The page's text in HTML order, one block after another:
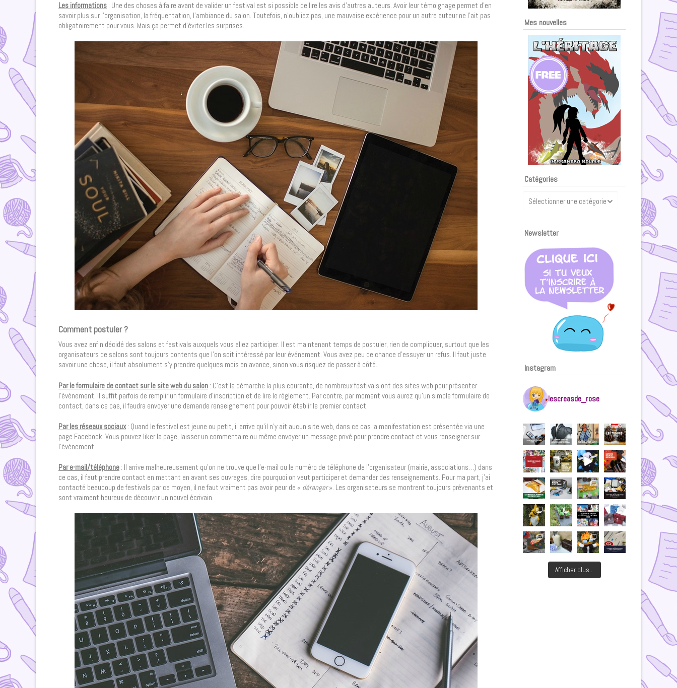
Les informations : Une des choses à faire avant de valider un festival est si possible de lire les avis d’autres auteurs. Avoir leur témoignage permet d’en
savoir plus sur l’organisation, la fréquentation, l’ambiance du salon. Toutefois, n’oubliez pas, une mauvaise expérience pour un autre auteur ne l’ait pas
obligatoirement pour vous. Mais ça permet d’éviter les surprises.
Comment postuler ?
Vous avez enfin décidé des salons et festivals auxquels vous allez participer. Il est maintenant temps de postuler, rien de compliquer, surtout que les
organisateurs de salons sont toujours contents que l’on soit intéressé par leur événement. Vous avez peu de chance d’essuyer un refus. Il faut juste
savoir une chose, il faut absolument s’y prendre quelques mois en avance, sinon vous risquez de passer à côté.
Par le formulaire de contact sur le site web du salon : C’est la démarche la plus courante, de nombreux festivals ont des sites web pour présenter
l’événement. Il suffit parfois de remplir un formulaire d’inscription et de lire le règlement. Par contre, par moment vous aurez qu’un simple formulaire de
contact, dans ce cas, il faudra envoyer une demande renseignement pour pouvoir établir le premier contact.
Par les réseaux sociaux: Quand le festival est jeune ou petit, il arrive qu’il n’y ait aucun site web, dans ce cas la manifestation est présentée via une
page Facebook. Vous pouvez liker la page, laisser un commentaire ou même envoyer un message privé pour prendre contact et vous renseigner sur
l’événement.
Par e-mail/téléphone : Il arrive malheureusement qu’on ne trouve que l’e-mail ou le numéro de téléphone de l’organisateur (mairie, associations…) dans
ce cas, il faut prendre contact en mettant en avant ses ouvrages, dire pourquoi on veut participer et demander des renseignements. Pour ma part, j’ai
contacté beaucoup de festivals par ce moyen, il ne faut vraiment pas avoir peur de « déranger». Les organisateurs se montrent toujours prévenants et
sont vraiment heureux de découvrir un nouvel écrivain.
Mes nouvelles
Catégories
Newsletter
Instagram
lescreasde_rose
Afficher plus...